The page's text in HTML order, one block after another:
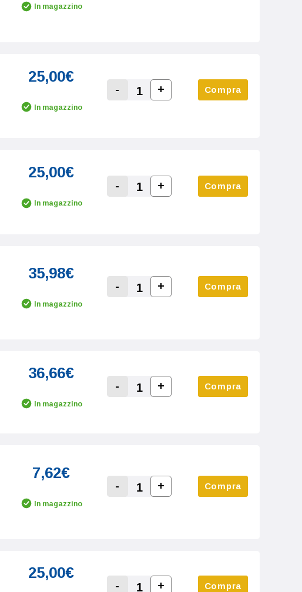
In magazzino Decrease Quantity:
Increase Quantity:
25,00€
In magazzino Decrease Quantity:
-
Increase Quantity:
+ Compra
25,00€
In magazzino Decrease Quantity:
-
Increase Quantity:
+ Compra
35,98€
In magazzino
-
Increase Quantity:
+ Compra
36,66€
In magazzino
-
Increase Quantity:
+ Compra
7,62€
In magazzino
-
Increase Quantity:
+ Compra
25,00€
- + Compra